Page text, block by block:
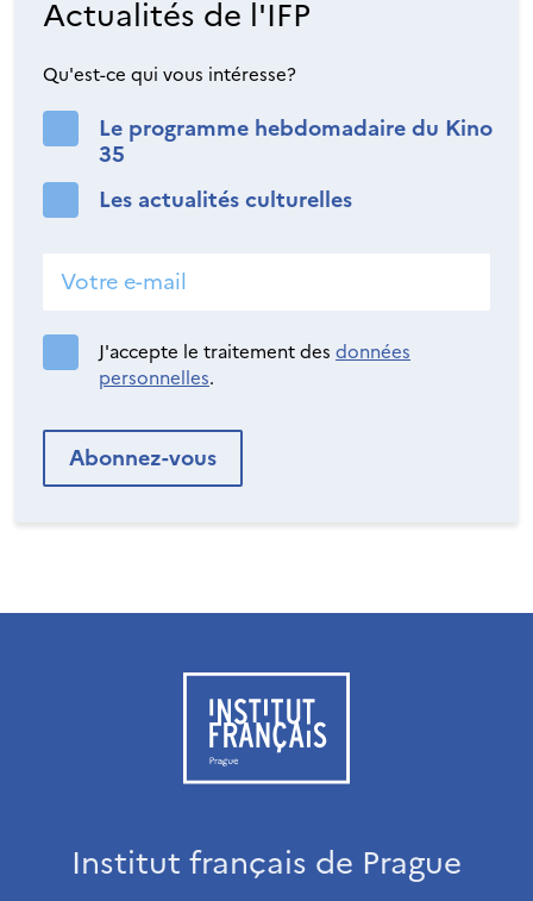
Actualités de l'IFP
Qu'est-ce qui vous intéresse?
Le programme hebdomadaire du Kino
35
Les actualités culturelles
J'accepte le traitement des données
personnelles.
Institut français de Prague